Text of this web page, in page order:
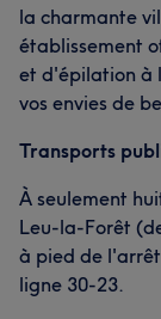
la charmante
établissement
et d'épilation à
vos envies de
Transports
À seulement
Leu-la-Forêt
à pied de l'arrêt
ligne 30-23.